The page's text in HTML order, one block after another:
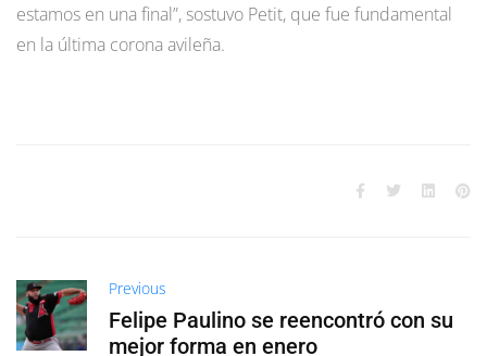
estamos en una final”, sostuvo Petit, que fue fundamental
en la última corona avileña.
Previous
Felipe Paulino se reencontró con su
mejor forma en enero